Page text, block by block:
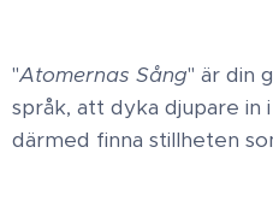
"Atomernas Sång" är din
språk, att dyka djupare in
därmed finna stillheten